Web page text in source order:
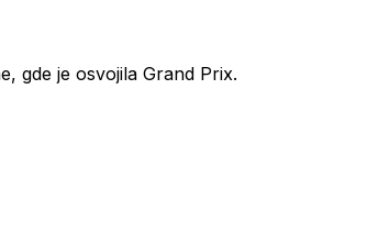
gde je osvojila Grand Prix.